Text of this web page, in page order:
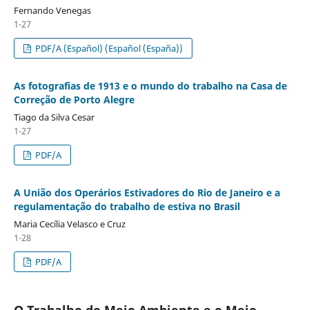
Fernando Venegas
1-27
PDF/A (Español) (Español (España))
As fotografias de 1913 e o mundo do trabalho na Casa de
Correção de Porto Alegre
Tiago da Silva Cesar
1-27
PDF/A
A União dos Operários Estivadores do Rio de Janeiro e a
regulamentação do trabalho de estiva no Brasil
Maria Cecília Velasco e Cruz
1-28
PDF/A